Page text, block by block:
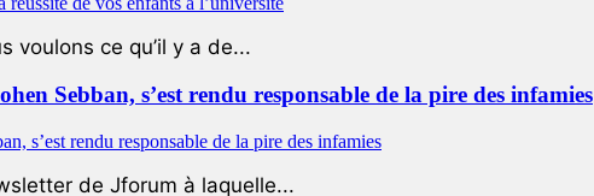
voulons ce qu’il y a de...
Sebban, s’est rendu responsable de la pire des infamies
de Jforum à laquelle...